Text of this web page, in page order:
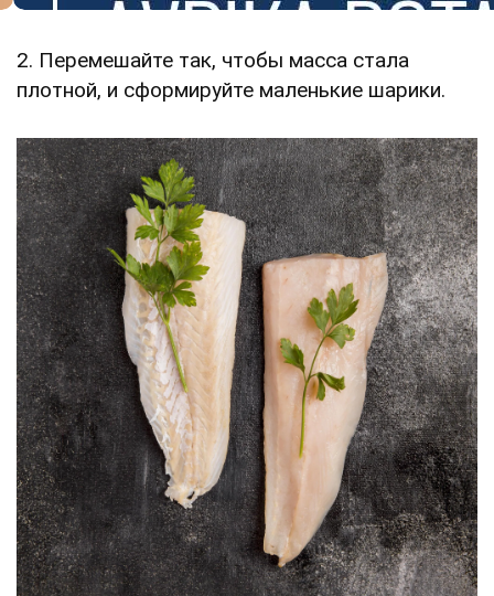
2. Перемешайте так, чтобы масса стала
плотной, и сформируйте маленькие шарики.